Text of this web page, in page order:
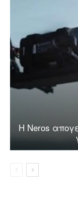
Η Neros